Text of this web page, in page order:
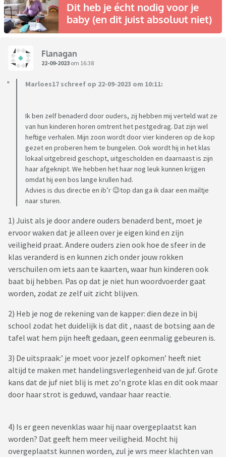
Dit heb je écht nodig voor je
baby (en dit juist absoluut niet)
Flanagan
22-09-2023 om 16:38
Marloes17 schreef op 22-09-2023 om 10:11:
Ik ben zelf benaderd door ouders, zij hebben mij verteld wat ze
van hun kinderen horen omtrent het pestgedrag. Dat zijn wel
heftige verhalen. Mijn zoon wordt door vier kinderen op de kop
gezet en proberen hem te bungelen. Ook wordt hij in het klas
lokaal uitgebreid geschopt, uitgescholden en daarnaast is zijn
haar afgeknipt. We hebben het haar nog leuk kunnen krijgen
omdat hij een bos lange krullen had.
Advies is dus directie en ib’r 😉top dan ga ik daar een mailtje
naar sturen.
1) Juist als je door andere ouders benaderd bent, moet je
ervoor waken dat je alleen over je eigen kind en zijn
veiligheid praat. Andere ouders zien ook hoe de sfeer in de
klas veranderd is en kunnen zich onder jouw rokken
verschuilen om iets aan te kaarten, waar hun kinderen ook
baat bij hebben. Pas op dat je niet hun woordvoerder gaat
worden, zodat ze zelf uit zicht blijven.
2) Heb je nog de rekening van de kapper: dien deze in bij
school zodat het duidelijk is dat dit , naast de botsing aan de
tafel wat hem pijn heeft gedaan, geen eenmalig gebeuren is.
3) De uitspraak:’ je moet voor jezelf opkomen’ heeft niet
altijd te maken met handelingsverlegenheid van de juf. Grote
kans dat de juf niet blij is met zo’n grote klas en dit ook maar
door haar strot is geduwd, vandaar haar reactie.
4) Is er geen nevenklas waar hij naar overgeplaatst kan
worden? Dat geeft hem meer veiligheid. Mocht hij
overgeplaatst kunnen worden, zul je wrs meer klachten van